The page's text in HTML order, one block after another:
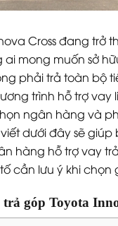
Cross đang trở
ai mong muốn sở
phải trả toàn bộ
trình hỗ trợ vay
ngân hàng và
dưới đây sẽ giúp
hàng hỗ trợ vay
cần lưu ý khi chọn
trả góp Toyota